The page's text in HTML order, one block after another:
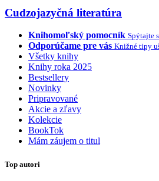
Cudzojazyčná literatúra
Knihomoľský pomocník Spýtajte
Odporúčame pre vás Knižné tipy
Všetky knihy
Knihy roka 2025
Bestsellery
Novinky
Pripravované
Akcie a zľavy
Kolekcie
BookTok
Mám záujem o titul
Top autori